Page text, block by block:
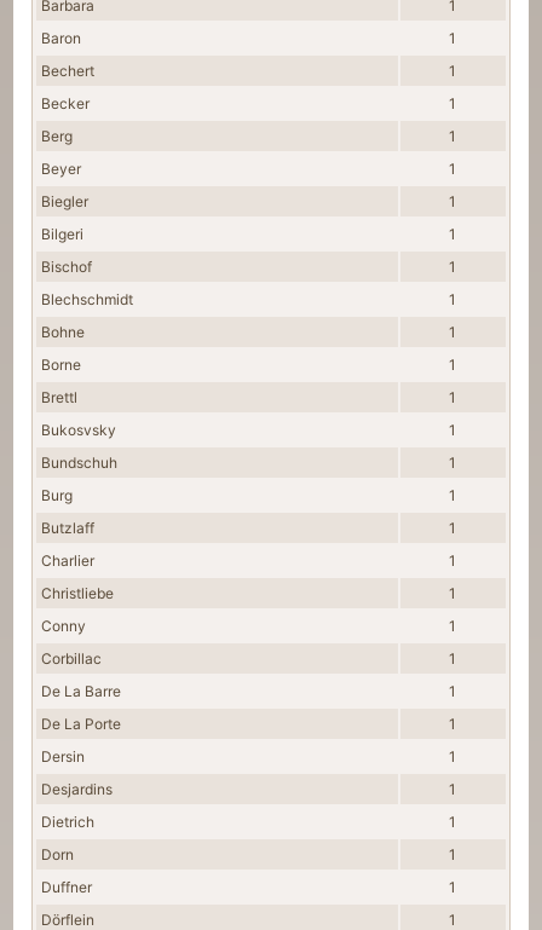
Barbara
1
Baron
1
Bechert
1
Becker
1
Berg
1
Beyer
1
Biegler
1
Bilgeri
1
Bischof
1
Blechschmidt
1
Bohne
1
Borne
1
Brettl
1
Bukosvsky
1
Bundschuh
1
Burg
1
Butzlaff
1
Charlier
1
Christliebe
1
Conny
1
Corbillac
1
De La Barre
1
De La Porte
1
Dersin
1
Desjardins
1
Dietrich
1
Dorn
1
Duffner
1
Dörflein
1